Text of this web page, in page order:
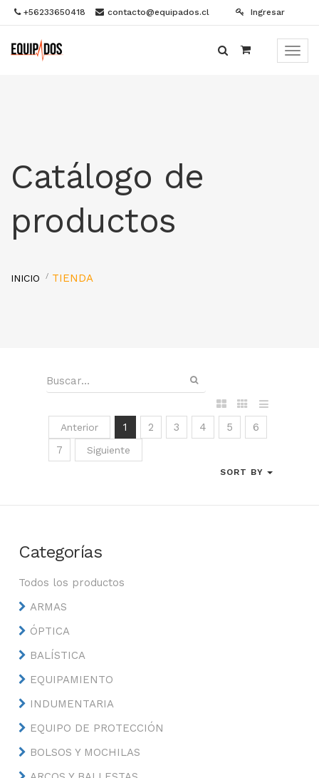
+56233650418 contacto@equipados.cl Ingresar
Menú
Catálogo de
productos
INICIO TIENDA
Anterior 1 2 3 4 5
6
7
Siguiente
SORT BY
Categorías
Todos los productos
ARMAS
ÓPTICA
BALÍSTICA
EQUIPAMIENTO
INDUMENTARIA
EQUIPO DE PROTECCIÓN
BOLSOS Y MOCHILAS